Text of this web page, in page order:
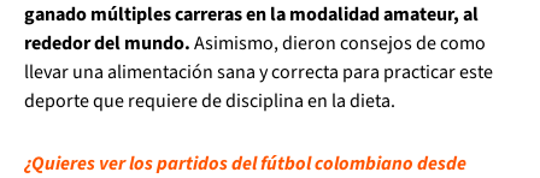
ganado múltiples carreras en la modalidad amateur, al
rededor del mundo.Asimismo, dieron consejos de como
llevar una alimentación sana y correcta para practicar este
deporte que requiere de disciplina en la dieta.
¿Quieres ver los partidos del fútbol colombiano desde